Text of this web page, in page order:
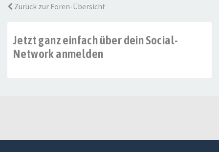
Zurück zur Foren-Übersicht
Jetzt ganz einfach über dein Social-
Network anmelden